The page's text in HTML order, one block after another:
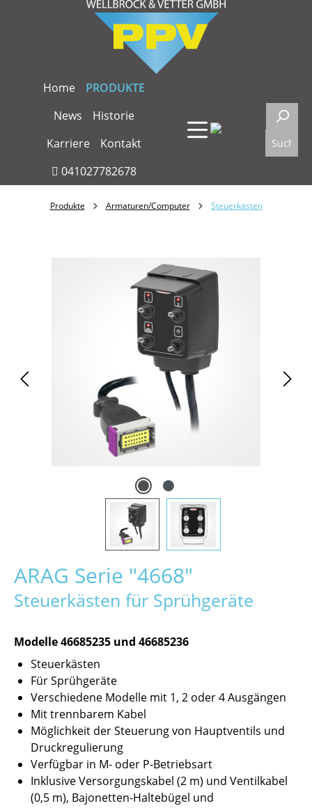
Zum Hauptinhalt springen
Home
PRODUKTE
News
Historie
Karriere
Kontakt
041027782678
Produkte Armaturen/Computer Steuerkästen
Bildergalerie überspringen
ARAG Serie "4668"
Steuerkästen für Sprühgeräte
Modelle 46685235 und 46685236
Steuerkästen
Für Sprühgeräte
Verschiedene Modelle mit 1, 2 oder 4 Ausgängen
Mit trennbarem Kabel
Möglichkeit der Steuerung von Hauptventils und
Druckregulierung
Verfügbar in M- oder P-Betriebsart
Inklusive Versorgungskabel (2 m) und Ventilkabel
(0,5 m), Bajonetten-Haltebügel und